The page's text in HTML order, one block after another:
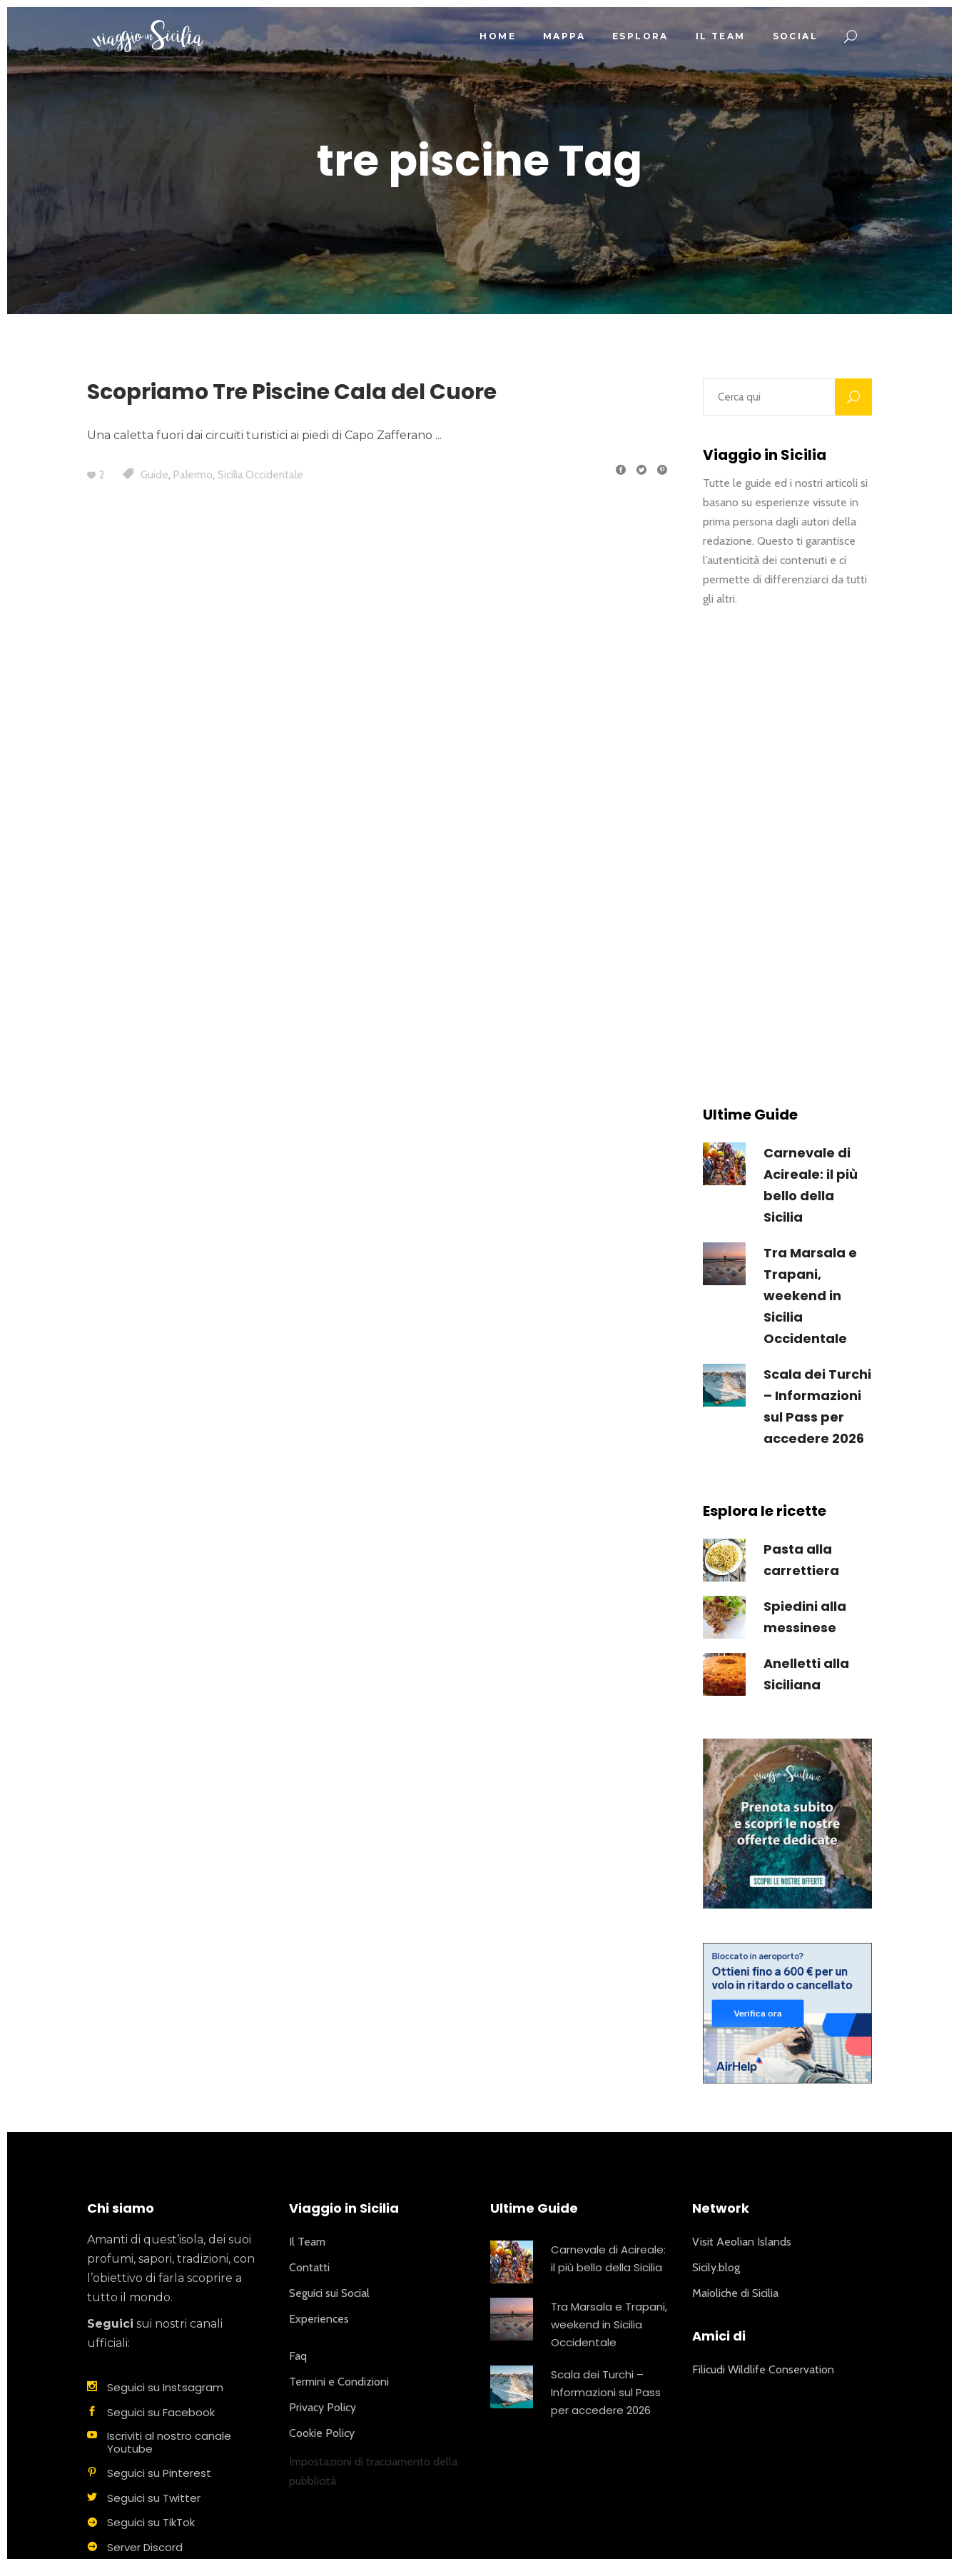
HOME MAPPA ESPLORA IL TEAM SOCIAL
tre piscine Tag
Scopriamo Tre Piscine Cala del Cuore
Una caletta fuori dai circuiti turistici ai piedi di Capo Zafferano
2 Guide, Palermo, Sicilia Occidentale
Viaggio in Sicilia
Tutte le guide ed i nostri articoli si
basano su esperienze vissute in
prima persona dagli autori della
redazione. Questo ti garantisce
l’autenticità dei contenuti e ci
permette di differenziarci da tutti
gli altri.
Ultime Guide
Carnevale di
Acireale: il più
bello della
Sicilia
Tra Marsala e
Trapani,
weekend in
Sicilia
Occidentale
Scala dei Turchi
– Informazioni
sul Pass per
accedere 2026
Esplora le ricette
Pasta alla
carrettiera
Spiedini alla
messinese
Anelletti alla
Siciliana
Chi siamo
Amanti di quest’isola, dei suoi
profumi, sapori, tradizioni, con
l’obiettivo di farla scoprire a
tutto il mondo.
Seguici sui nostri canali
ufficiali:
Seguici su Instsagram
Seguici su Facebook
Iscriviti al nostro canale
Youtube
Seguici su Pinterest
Seguici su Twitter
Seguici su TikTok
Server Discord
Viaggio in Sicilia
Il Team
Contatti
Seguici sui Social
Experiences
Faq
Termini e Condizioni
Privacy Policy
Cookie Policy
Impostazioni di tracciamento della
pubblicità
Ultime Guide
Carnevale di Acireale:
il più bello della Sicilia
Tra Marsala e Trapani,
weekend in Sicilia
Occidentale
Scala dei Turchi –
Informazioni sul Pass
per accedere 2026
Network
Visit Aeolian Islands
Sicily.blog
Maioliche di Sicilia
Amici di
Filicudi Wildlife Conservation